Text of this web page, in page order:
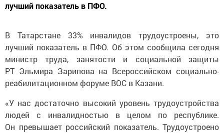
лучший показатель в ПФО.
В Татарстане 33% инвалидов трудоустроены, это
лучший показатель в ПФО. Об этом сообщила сегодня
министр труда, занятости и социальной защиты
РТ Эльмира Зарипова на Всероссийском социально-
реабилитационном форуме ВОС в Казани.
«У нас достаточно высокий уровень трудоустройства
людей с инвалидностью в целом по республике.
Он превышает российский показатель. Трудоустроено